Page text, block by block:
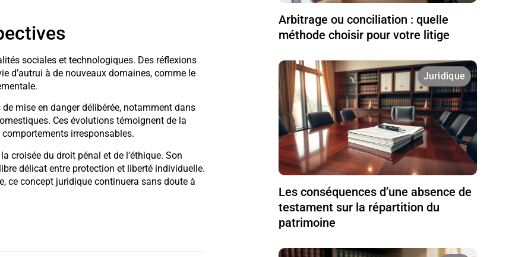
sociales et technologiques. Des réflexions
d’autrui à de nouveaux domaines, comme le
mise en danger délibérée, notamment dans
Ces évolutions témoignent de la
irresponsables.
croisée du droit pénal et de l’éthique. Son
délicat entre protection et liberté individuelle.
ce concept juridique continuera sans doute à
Arbitrage ou conciliation : quelle
méthode choisir pour votre litige
Juridique
Les conséquences d’une absence de
testament sur la répartition du
patrimoine